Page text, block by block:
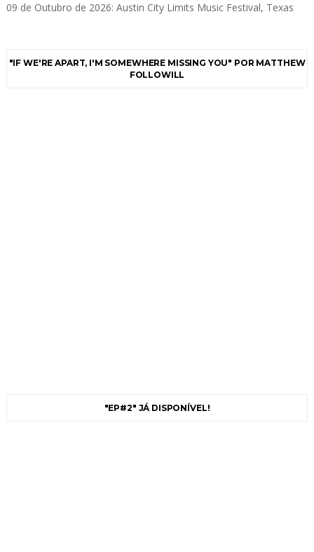
09 de Outubro de 2026: Austin City Limits Music Festival, Texas
"IF WE'RE APART, I'M SOMEWHERE MISSING YOU" POR MATTHEW
FOLLOWILL
"EP#2" JÁ DISPONÍVEL!